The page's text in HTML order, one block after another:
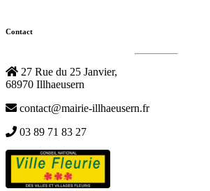
Contact
27 Rue du 25 Janvier,
68970 Illhaeusern
contact@mairie-illhaeusern.fr
03 89 71 83 27